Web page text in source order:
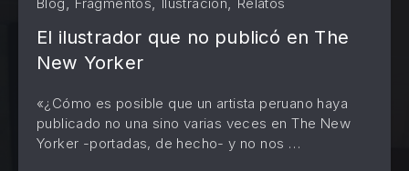
El ilustrador que no publicó en The
New Yorker
«¿Cómo es posible que un artista peruano haya
publicado no una sino varias veces en The New
Yorker -portadas, de hecho- y no nos …